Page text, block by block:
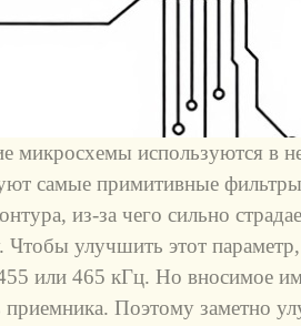
микросхемы используются в
самые примитивные
из-за чего сильно
Чтобы улучшить этот
или 465 кГц. Но вносимое им
приемника. Поэтому заметно